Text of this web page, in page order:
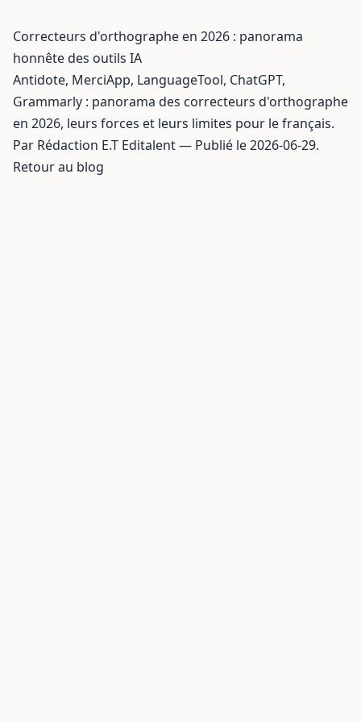
Correcteurs d'orthographe en 2026 : panorama
honnête des outils IA
Antidote, MerciApp, LanguageTool, ChatGPT,
Grammarly : panorama des correcteurs d'orthographe
en 2026, leurs forces et leurs limites pour le français.
Par Rédaction E.T Editalent — Publié le 2026-06-29.
Retour au blog